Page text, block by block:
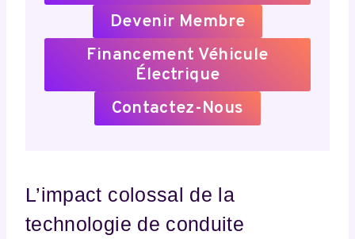
Devenir Membre
Financement Véhicule
Électrique
Contactez-Nous
L’impact colossal de la
technologie de conduite